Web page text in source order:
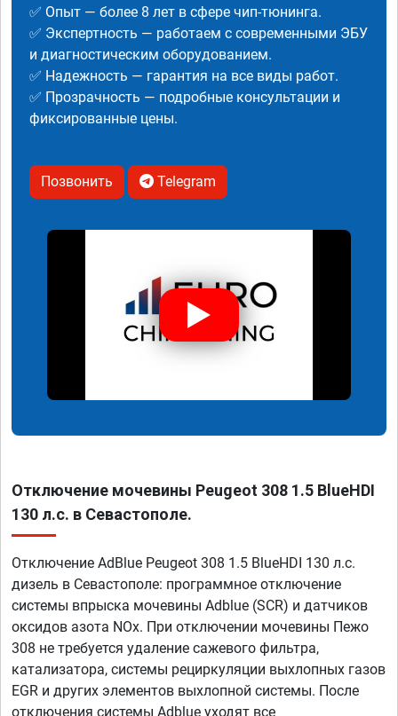
✅ Опыт — более 8 лет в сфере чип-тюнинга.
✅ Экспертность — работаем с современными ЭБУ
и диагностическим оборудованием.
✅ Надежность — гарантия на все виды работ.
✅ Прозрачность — подробные консультации и
фиксированные цены.
Позвонить Telegram
Отключение мочевины Peugeot 308 1.5 BlueHDI
130 л.с. в Севастополе.
Отключение AdBlue Peugeot 308 1.5 BlueHDI 130 л.с.
дизель в Севастополе: программное отключение
системы впрыска мочевины Adblue (SCR) и датчиков
оксидов азота NOx. При отключении мочевины Пежо
308 не требуется удаление сажевого фильтра,
катализатора, системы рециркуляции выхлопных газов
EGR и других элементов выхлопной системы. После
отключения системы Adblue уходят все